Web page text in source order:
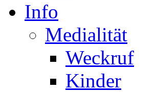
Info
Medialität
Weckruf
Kinder